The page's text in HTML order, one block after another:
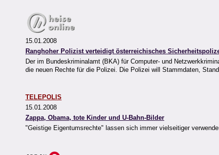
15.01.2008
Ranghoher Polizist verteidigt österreichisches
Der im Bundeskriminalamt (BKA) für Computer- und
die neuen Rechte für die Polizei. Die Polizei will Stammdaten,
TELEPOLIS
15.01.2008
Zappa, Obama, tote Kinder und U-Bahn-Bilder
"Geistige Eigentumsrechte" lassen sich immer vielseitiger